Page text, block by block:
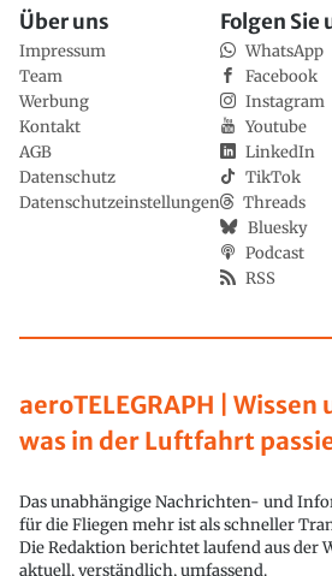
aeroTELEGRAPH |
was in der Luftfahrt
Das unabhängige Nachrichten- und
für die Fliegen mehr ist als schneller
Die Redaktion berichtet laufend aus der
aktuell, verständlich, umfassend.
Über uns
Impressum
Team
Werbung
Kontakt
AGB
Datenschutz
Datenschutzeinstellungen
Folgen Sie
WhatsApp
Facebook
Instagram
Youtube
LinkedIn
TikTok
Threads
Bluesky
Podcast
RSS